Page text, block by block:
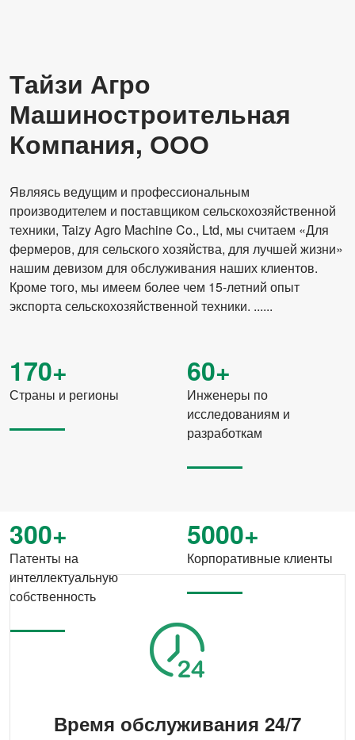
Имя машины
Рисовый мельник
Модель
НС150
Власть
15 кВт
Тайзи Агро
Машиностроительная
Компания, ООО
Являясь ведущим и профессиональным
производителем и поставщиком сельскохозяйственной
техники, Taizy Agro Machine Co., Ltd, мы считаем «Для
фермеров, для сельского хозяйства, для лучшей жизни»
нашим девизом для обслуживания наших клиентов.
Кроме того, мы имеем более чем 15-летний опыт
экспорта сельскохозяйственной техники. ......
170+
Страны и регионы
60+
Инженеры по
исследованиям и
разработкам
300+
Патенты на
интеллектуальную
собственность
5000+
Корпоративные клиенты
Время обслуживания 24/7